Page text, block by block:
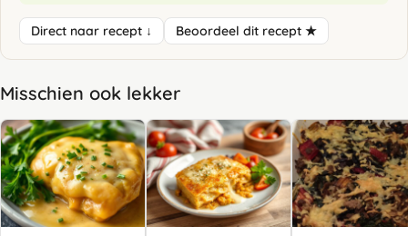
Direct naar recept ↓ Beoordeel dit recept ★
Misschien ook lekker